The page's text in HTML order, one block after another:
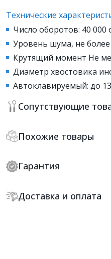
Сопутствующие
Похожие товары
Гарантия
Доставка и оплата
Технические
Число оборотов: 40 000
Уровень шума, не более
Крутящий момент Не
Диаметр хвостовика
Автоклавируемый: до